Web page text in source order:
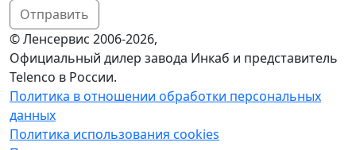
Отправить
© Ленсервис 2006-2026,
Официальный дилер завода Инкаб и представитель
Telenco в России.
Политика в отношении обработки персональных
данных
Политика использования cookies